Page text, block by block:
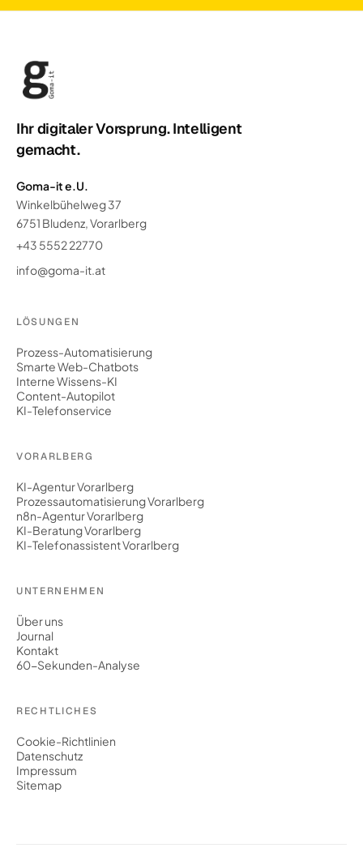
Ihr digitaler Vorsprung. Intelligent
gemacht.
Goma-it e.U.
Winkelbühelweg 37
6751 Bludenz, Vorarlberg
+43 5552 22770
info@goma-it.at
LÖSUNGEN
Prozess-Automatisierung
Smarte Web-Chatbots
Interne Wissens-KI
Content-Autopilot
KI-Telefonservice
VORARLBERG
KI-Agentur Vorarlberg
Prozessautomatisierung Vorarlberg
n8n-Agentur Vorarlberg
KI-Beratung Vorarlberg
KI-Telefonassistent Vorarlberg
UNTERNEHMEN
Über uns
Journal
Kontakt
60-Sekunden-Analyse
RECHTLICHES
Cookie-Richtlinien
Datenschutz
Impressum
Sitemap